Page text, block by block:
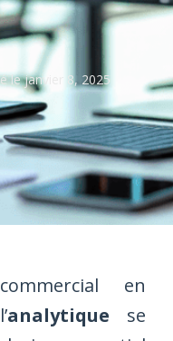
lejanvier 8, 2025
en
analytique se